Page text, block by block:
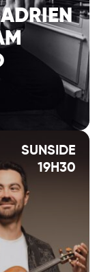
SUNSIDE
19H30